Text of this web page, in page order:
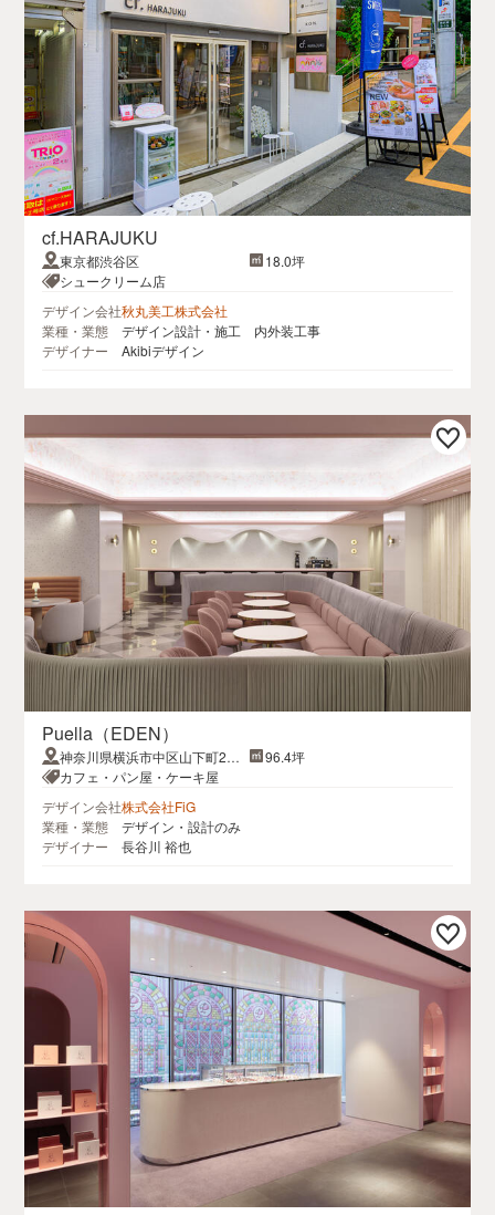
cf.HARAJUKU
東京都渋谷区
18.0坪
シュークリーム店
デザイン会社秋丸美工株式会社
業種・業態
デザイン設計・施工 内外装工事
デザイナー
Akibiデザイン
Puella（EDEN）
神奈川県横浜市中区山下町27
プロシード山下公園ザ・タワー
96.4坪
カフェ・パン屋・ケーキ屋
デザイン会社株式会社FiG
業種・業態
デザイン・設計のみ
デザイナー
長谷川 裕也